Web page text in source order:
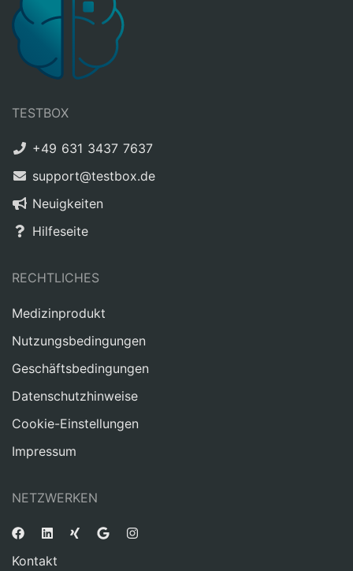
TESTBOX
+49 631 3437 7637
support@testbox.de
Neuigkeiten
Hilfeseite
RECHTLICHES
Medizinprodukt
Nutzungsbedingungen
Geschäftsbedingungen
Datenschutzhinweise
Cookie-Einstellungen
Impressum
NETZWERKEN
Kontakt